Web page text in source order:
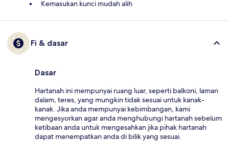
Kemasukan kunci mudah alih
Fi & dasar
Dasar
Hartanah ini mempunyai ruang luar, seperti balkoni, laman
dalam, teres, yang mungkin tidak sesuai untuk kanak-
kanak. Jika anda mempunyai kebimbangan, kami
mengesyorkan agar anda menghubungi hartanah sebelum
ketibaan anda untuk mengesahkan jika pihak hartanah
dapat menempatkan anda di bilik yang sesuai.